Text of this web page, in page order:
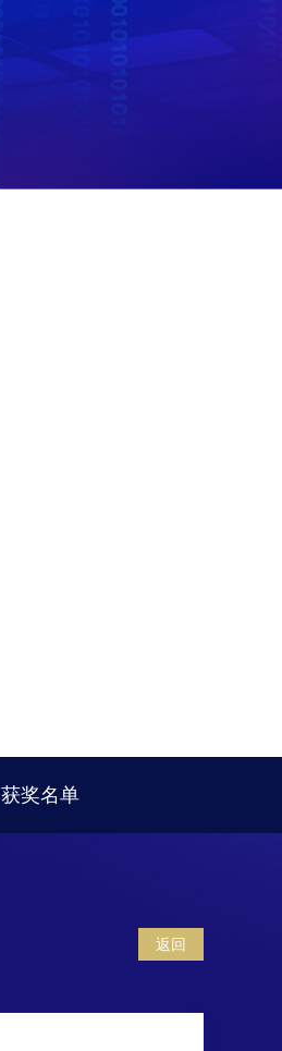
获奖名单
返回